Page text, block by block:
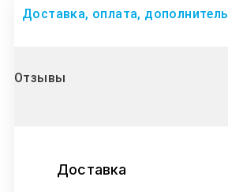
Доставка, оплата,
Отзывы
Доставка